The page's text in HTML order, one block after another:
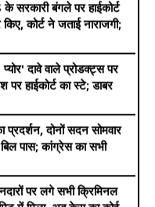
दावे वाले प्रोडक्ट्स पर
हाईकोर्ट का स्टे; डाबर
पास; कांग्रेस का सभी
पर लगे सभी क्रिमिनल
में मिला, अब केस का कोई
से बढ़ जाती है
गलती मां और बच्चे दोनों के